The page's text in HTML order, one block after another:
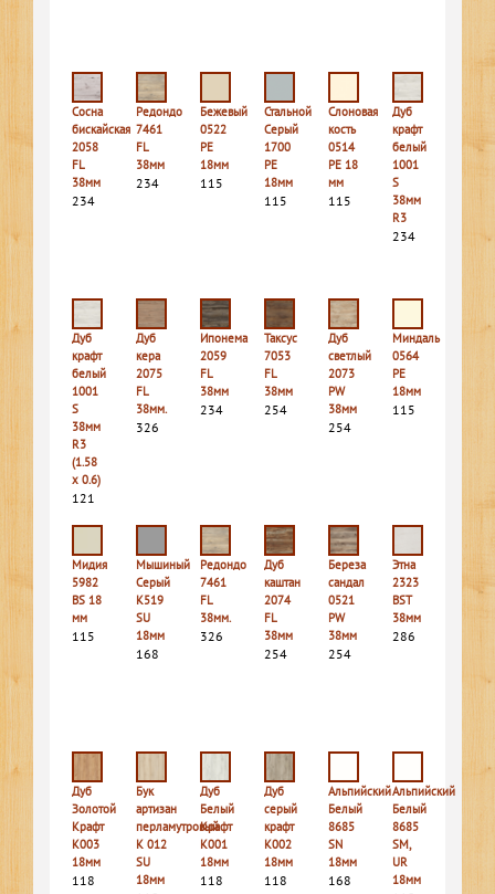
Сосна
бискайская
2058
FL
38мм
234
Редондо
7461
FL
38мм
234
Бежевый
0522
PE
18мм
115
Стальной
Серый
1700
PE
18мм
115
Слоновая
кость
0514
PE 18
мм
115
Дуб
крафт
белый
1001
S
38мм
R3
234
Дуб
крафт
белый
1001
S
38мм
R3
(1.58
х 0.6)
121
Дуб
кера
2075
FL
38мм.
326
Ипонема
2059
FL
38мм
234
Таксус
7053
FL
38мм
254
Дуб
светлый
2073
PW
38мм
254
Миндаль
0564
PE
18мм
115
Мидия
5982
BS 18
мм
115
Мышиный
Серый
К519
SU
18мм
168
Редондо
7461
FL
38мм.
326
Дуб
каштан
2074
FL
38мм
254
Береза
сандал
0521
PW
38мм
254
Этна
2323
BST
38мм
286
Дуб
Золотой
Крафт
K003
18мм
118
Бук
артизан
перламутровый
K 012
SU
18мм
Дуб
Белый
Крафт
K001
18мм
118
Дуб
серый
крафт
K002
18мм
118
Альпийский
Белый
8685
SN
18мм
168
Альпийский
Белый
8685
SM,
UR
18мм